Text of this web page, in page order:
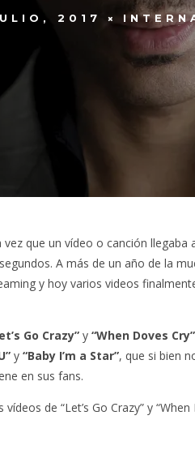
2017
que un vídeo o canción llegaba
A más de un año de la
y hoy varios videos
Go Crazy” y “When Doves Cry”
y “Baby I’m a Star”, que si bien
en sus fans.
de “Let’s Go Crazy” y “When